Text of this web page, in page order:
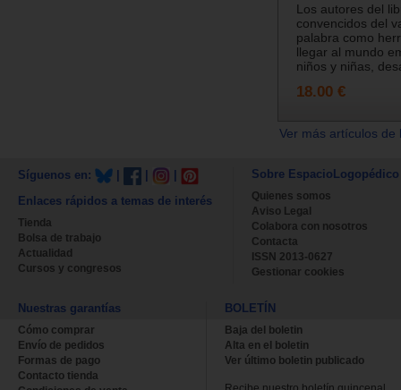
Los autores del
convencidos del
palabra como
llegar al mundo
niños y niñas,
18.00 €
Ver más artículos
Síguenos en:
Enlaces rápidos a temas de interés
Tienda
Bolsa de trabajo
Actualidad
Cursos y congresos
Sobre EspacioLogopédico
Quienes somos
Aviso Legal
Colabora con nosotros
Contacta
ISSN 2013-0627
Gestionar cookies
Nuestras garantías
Cómo comprar
Envío de pedidos
Formas de pago
Contacto tienda
BOLETÍN
Baja del boletin
Alta en el boletin
Ver último boletin publicado